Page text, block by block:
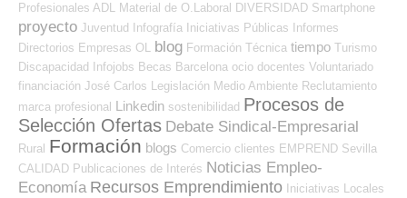
Profesionales ADL Material de O.Laboral DIVERSIDAD Smartphone
proyecto Juventud Infografía Iniciativas Públicas
Informes
Directorios Empresas OL blog Formación Técnica tiempo Turismo
Discapacidad
Infojobs Becas Barcelona ocio docentes Voluntariado
financiación José Carlos Legislación Medio Ambiente Reclutamiento
marca profesional Linkedin sostenibilidad Procesos de
Selección Ofertas Debate Sindical-Empresarial
Rural Formación blogs Comercio clientes EMPREND Sevilla
CALIDAD Publicaciones de Interés Noticias Empleo-
Economía Recursos Emprendimiento Iniciativas Locales